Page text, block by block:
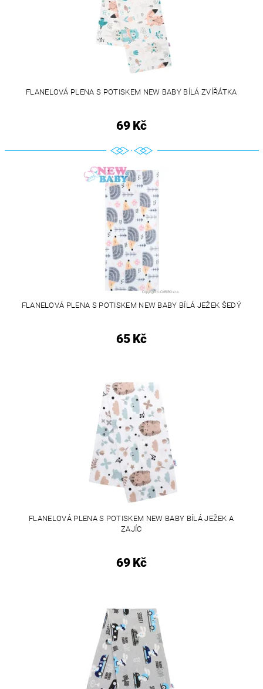
FLANELOVÁ PLENA S POTISKEM NEW BABY BÍLÁ ZVÍŘÁTKA
69 Kč
FLANELOVÁ PLENA S POTISKEM NEW BABY BÍLÁ JEŽEK ŠEDÝ
65 Kč
FLANELOVÁ PLENA S POTISKEM NEW BABY BÍLÁ JEŽEK A
ZAJÍC
69 Kč